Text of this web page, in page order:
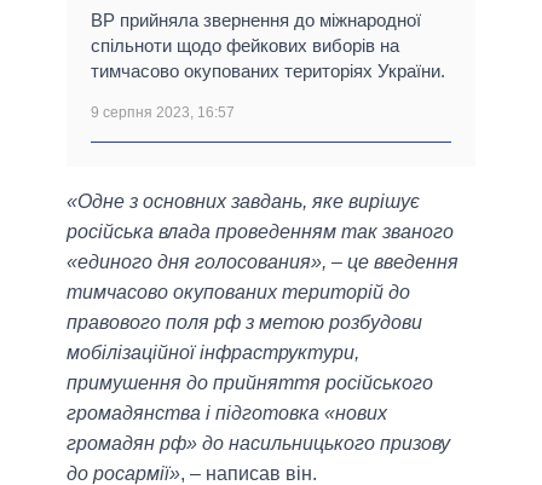
ВР прийняла звернення до міжнародної
спільноти щодо фейкових виборів на
тимчасово окупованих територіях України.
9 серпня 2023, 16:57
«Одне з основних завдань, яке вирішує
російська влада проведенням так званого
«единого дня голосования», – це введення
тимчасово окупованих територій до
правового поля рф з метою розбудови
мобілізаційної інфраструктури,
примушення до прийняття російського
громадянства і підготовка «нових
громадян рф» до насильницького призову
до росармії», – написав він.